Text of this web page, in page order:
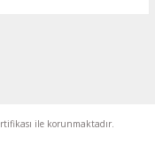
ile korunmaktadır.